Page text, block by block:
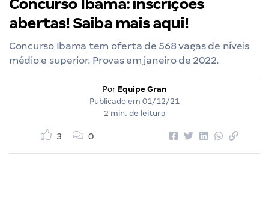
Concurso Ibama: inscrições
abertas! Saiba mais aqui!
Concurso Ibama tem oferta de 568 vagas de níveis
médio e superior. Provas em janeiro de 2022.
Por Equipe Gran
Publicado em 01/12/21
2 min. de leitura
3 0